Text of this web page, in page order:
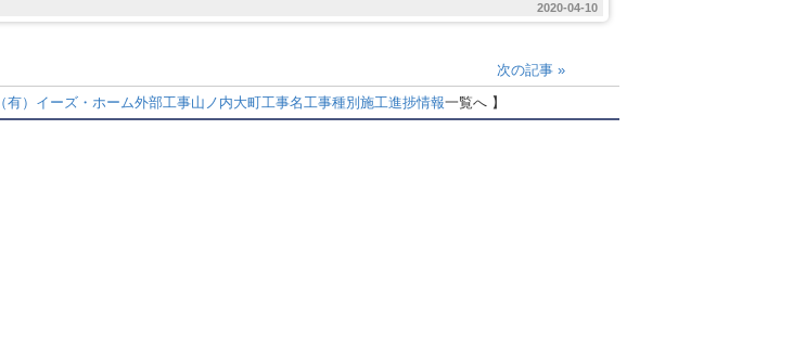
2020-04-10
次の記事 »
（有）イーズ・ホーム外部工事山ノ内大町工事名工事種別 施工進捗情報一覧へ 】